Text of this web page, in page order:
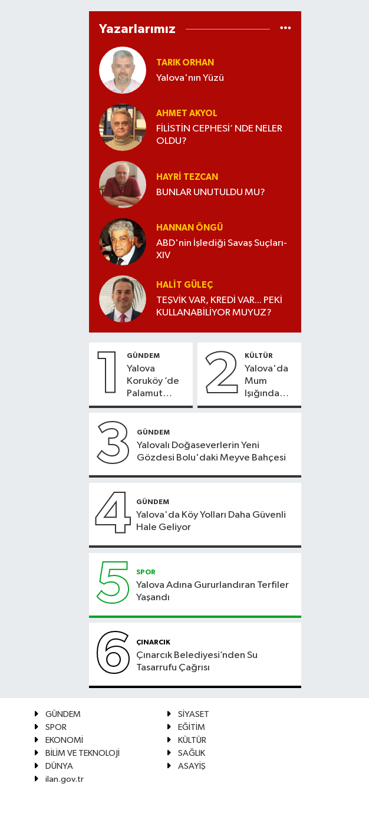
Yazarlarımız
TARIK ORHAN
Yalova'nın Yüzü
AHMET AKYOL
FİLİSTİN CEPHESİ’ NDE NELER
OLDU?
HAYRI TEZCAN
BUNLAR UNUTULDU MU?
HANNAN ÖNGÜ
ABD'nin İşlediği Savaş Suçları-
XIV
HALIT GÜLEÇ
TEŞVİK VAR, KREDİ VAR... PEKİ
KULLANABİLİYOR MUYUZ?
1 GÜNDEM
Yalova
Koruköy ’de
Palamut
Sezonu
2 KÜLTÜR
Yalova'da
Mum
Işığında
Konser
3 GÜNDEM
Yalovalı Doğaseverlerin Yeni
Gözdesi Bolu'daki Meyve Bahçesi
4 GÜNDEM
Yalova'da Köy Yolları Daha Güvenli
Hale Geliyor
5 SPOR
Yalova Adına Gururlandıran Terfiler
Yaşandı
6 ÇINARCIK
Çınarcık Belediyesi’nden Su
Tasarrufu Çağrısı
GÜNDEM
SİYASET
SPOR
EĞİTİM
EKONOMİ
KÜLTÜR
BİLİM VE TEKNOLOJİ
SAĞLIK
DÜNYA
ASAYİŞ
ilan.gov.tr